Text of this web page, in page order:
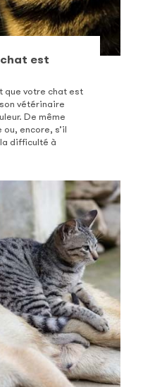
est
que votre chat est
vétérinaire
De même
encore, s’il
difficulté à